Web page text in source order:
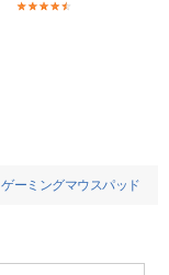
ゲーミングマウスパッド